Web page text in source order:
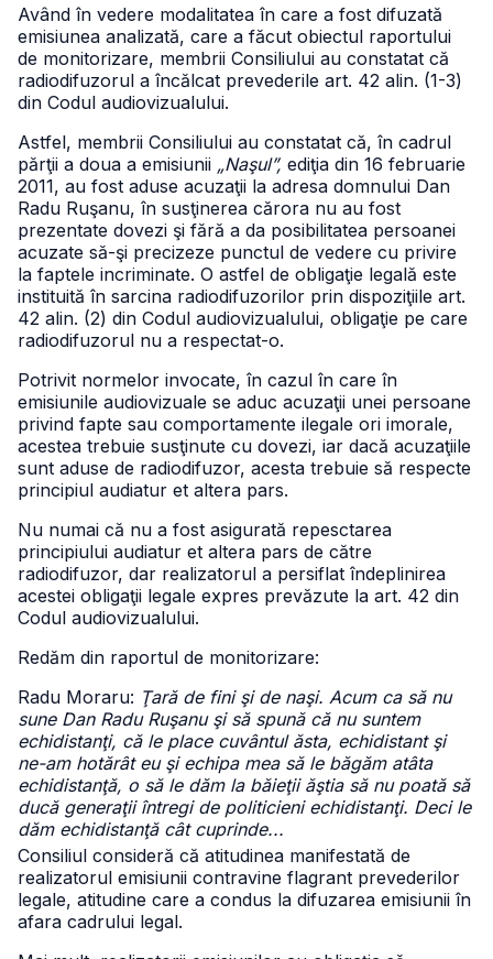
Având în vedere modalitatea în care a fost difuzată
emisiunea analizată, care a făcut obiectul raportului
de monitorizare, membrii Consiliului au constatat că
radiodifuzorul a încălcat prevederile art. 42 alin. (1-3)
din Codul audiovizualului.
Astfel, membrii Consiliului au constatat că, în cadrul
părţii a doua a emisiunii „Naşul”, ediţia din 16 februarie
2011, au fost aduse acuzaţii la adresa domnului Dan
Radu Ruşanu, în susţinerea cărora nu au fost
prezentate dovezi şi fără a da posibilitatea persoanei
acuzate să-şi precizeze punctul de vedere cu privire
la faptele incriminate. O astfel de obligaţie legală este
instituită în sarcina radiodifuzorilor prin dispoziţiile art.
42 alin. (2) din Codul audiovizualului, obligaţie pe care
radiodifuzorul nu a respectat-o.
Potrivit normelor invocate, în cazul în care în
emisiunile audiovizuale se aduc acuzaţii unei persoane
privind fapte sau comportamente ilegale ori imorale,
acestea trebuie susţinute cu dovezi, iar dacă acuzaţiile
sunt aduse de radiodifuzor, acesta trebuie să respecte
principiul audiatur et altera pars.
Nu numai că nu a fost asigurată repesctarea
principiului audiatur et altera pars de către
radiodifuzor, dar realizatorul a persiflat îndeplinirea
acestei obligaţii legale expres prevăzute la art. 42 din
Codul audiovizualului.
Redăm din raportul de monitorizare:
Radu Moraru: Ţară de fini şi de naşi. Acum ca să nu
sune Dan Radu Ruşanu şi să spună că nu suntem
echidistanţi, că le place cuvântul ăsta, echidistant şi
ne-am hotărât eu şi echipa mea să le băgăm atâta
echidistanţă, o să le dăm la băieţii ăştia să nu poată să
ducă generaţii întregi de politicieni echidistanţi. Deci le
dăm echidistanţă cât cuprinde...
Consiliul consideră că atitudinea manifestată de
realizatorul emisiunii contravine flagrant prevederilor
legale, atitudine care a condus la difuzarea emisiunii în
afara cadrului legal.